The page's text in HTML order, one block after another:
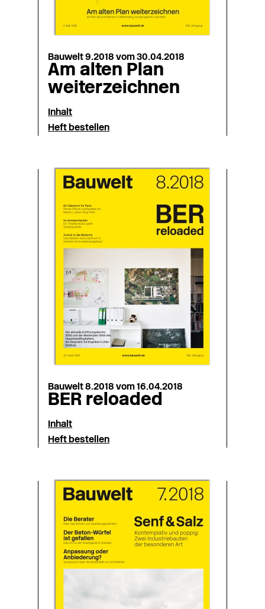
Bauwelt 9.2018 vom 30.04.2018
Am alten Plan
weiterzeichnen
Inhalt
Heft bestellen
Bauwelt 8.2018 vom 16.04.2018
BER reloaded
Inhalt
Heft bestellen